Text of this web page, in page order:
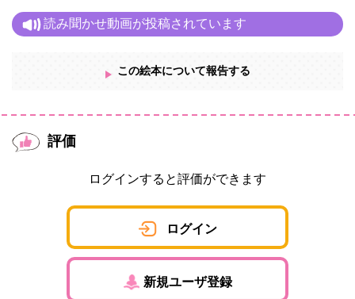
読み聞かせ動画が投稿されています
この絵本について報告する
評価
ログインすると評価ができます
ログイン
新規ユーザ登録